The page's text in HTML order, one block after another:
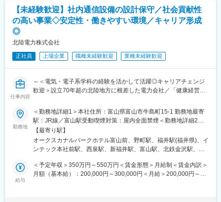
◇社内規定に該当する場合寮や社宅へご入居可能◎
■就業時間補足：
・フレックスタイム勤務が可能です。
２直 08：00～16：15
３直 16：00～24：15
部門・働き方により異なるため、ジョブマッチング面談内にて詳
細をお伝えします。
■当社の魅力：
豊富な水資源を活用した高い水力比率を強みとし多種多様な電源
してきた当社。地域の未来をえがき、「総合エネルギー事業」拡
大に向けて進んでいます。
【未経験歓迎】社内通信設備の設計保守／社会貢献性
の高い事業◇安定性・働きやすい環境／キャリア形成
◎
北陸電力株式会社
正社員 上場企業 職種未経験歓迎 業種未経験歓迎
仕事内容
～＜電気・電子系学科の経験を活かして活躍◎キャリアチェンジ
歓迎＞設立70年超の北陸地方に根差した電力会社／「健康経営優
して働ける◎／働きやすい環境で仕事もプライベートも充実～
■業務内容：
～地域の生活の基盤を支える大切な仕事を担うやりがい◎～
当社にて、当社保有の通信設備の設計、工事、保守などの管理業
務をお任せします。電気・電子系学科の経験を活かし、未経験か
らでも着実なキャリア形成が可能です。
勤務地
＜勤務地詳細1＞本社住所：富山県富山市牛島町15-1 勤務地最寄
駅：JR線／富山駅受動喫煙対策：屋内全面禁煙＜勤務地詳細2＞
石川支店住所：石川県金沢市下本多町六番丁11番地 勤務地最寄
駅：北鉄石川線／野町駅受動喫煙対策：屋内全面禁煙＜勤務地詳
細3＞福井支店住所：福井県福井市日之出1丁目4番1号 勤務地最寄
【最寄り駅】
オークスカナルパークホテル富山前、野町駅、福井駅(福井県)、イ
ンテック本社前駅、西泉駅、新福井駅、富山駅、北鉄金沢駅、福
給与
＜予定年収＞350万円～550万円＜賃金形態＞月給制＜賃金内訳＞
月額（基本給）：200,000円～300,000円＜月給＞200,000円～